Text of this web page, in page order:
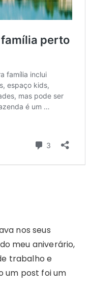
nos seus
meu aniverário,
trabalho e
um post foi um